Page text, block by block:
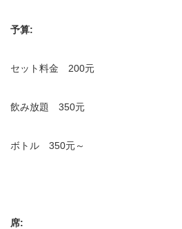
予算:
セット料金 200元
飲み放題 350元
ボトル 350元～
席: